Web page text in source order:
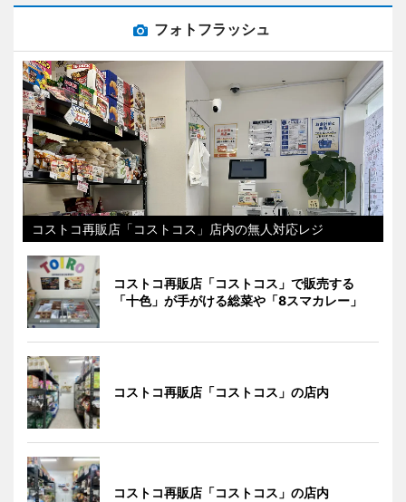
フォトフラッシュ
コストコ再販店「コストコス」店内の無人対応レジ
コストコ再販店「コストコス」で販売する
「十色」が手がける総菜や「8スマカレー」
コストコ再販店「コストコス」の店内
コストコ再販店「コストコス」の店内